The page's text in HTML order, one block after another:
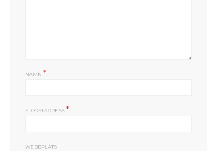
NAMN *
E-POSTADRESS *
WEBBPLATS